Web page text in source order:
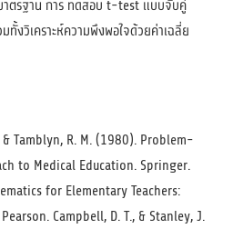
าตรฐาน การ ทดสอบ t-test แบบจับคู่
งวิเคราะห์ความพึงพอใจด้วยค่าเฉลี่ย
& Tamblyn, R. M. (1980). Problem-
to Medical Education. Springer.
for Elementary Teachers:
Campbell, D. T., & Stanley, J.